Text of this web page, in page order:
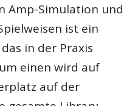
Amp-Simulation und
ist ein
in der Praxis
einen wird auf
auf der